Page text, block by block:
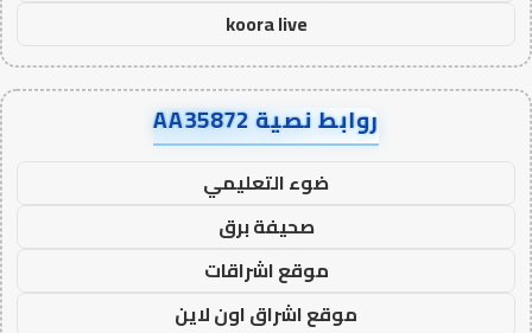
koora live
روابط نصية AA35872
ضوء التعليمي
صحيفة برق
موقع اشراقات
موقع اشراق اون لاين